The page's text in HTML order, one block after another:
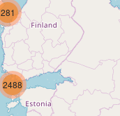
281
2488